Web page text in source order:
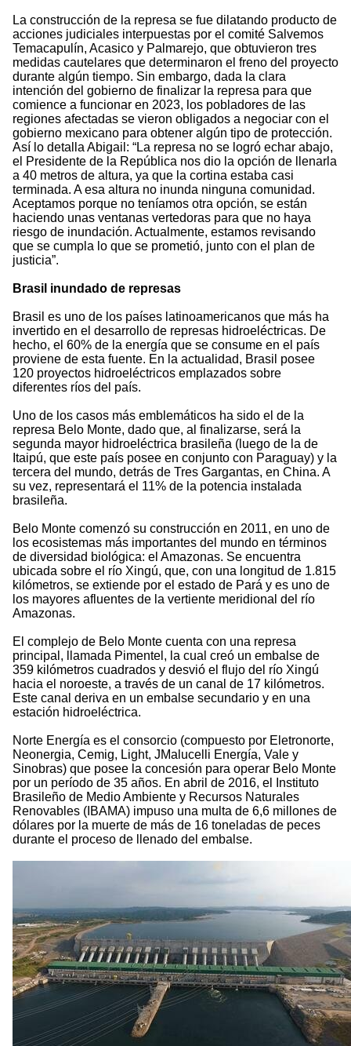
La construcción de la represa se fue dilatando producto de
acciones judiciales interpuestas por el comité Salvemos
Temacapulín, Acasico y Palmarejo, que obtuvieron tres
medidas cautelares que determinaron el freno del proyecto
durante algún tiempo. Sin embargo, dada la clara
intención del gobierno de finalizar la represa para que
comience a funcionar en 2023, los pobladores de las
regiones afectadas se vieron obligados a negociar con el
gobierno mexicano para obtener algún tipo de protección.
Así lo detalla Abigail: “La represa no se logró echar abajo,
el Presidente de la República nos dio la opción de llenarla
a 40 metros de altura, ya que la cortina estaba casi
terminada. A esa altura no inunda ninguna comunidad.
Aceptamos porque no teníamos otra opción, se están
haciendo unas ventanas vertedoras para que no haya
riesgo de inundación. Actualmente, estamos revisando
que se cumpla lo que se prometió, junto con el plan de
justicia”.
Brasil inundado de represas
Brasil es uno de los países latinoamericanos que más ha
invertido en el desarrollo de represas hidroeléctricas. De
hecho, el 60% de la energía que se consume en el país
proviene de esta fuente. En la actualidad, Brasil posee
120 proyectos hidroeléctricos emplazados sobre
diferentes ríos del país.
Uno de los casos más emblemáticos ha sido el de la
represa Belo Monte, dado que, al finalizarse, será la
segunda mayor hidroeléctrica brasileña (luego de la de
Itaipú, que este país posee en conjunto con Paraguay) y la
tercera del mundo, detrás de Tres Gargantas, en China. A
su vez, representará el 11% de la potencia instalada
brasileña.
Belo Monte comenzó su construcción en 2011, en uno de
los ecosistemas más importantes del mundo en términos
de diversidad biológica: el Amazonas. Se encuentra
ubicada sobre el río Xingú, que, con una longitud de 1.815
kilómetros, se extiende por el estado de Pará y es uno de
los mayores afluentes de la vertiente meridional del río
Amazonas.
El complejo de Belo Monte cuenta con una represa
principal, llamada Pimentel, la cual creó un embalse de
359 kilómetros cuadrados y desvió el flujo del río Xingú
hacia el noroeste, a través de un canal de 17 kilómetros.
Este canal deriva en un embalse secundario y en una
estación hidroeléctrica.
Norte Energía es el consorcio (compuesto por Eletronorte,
Neonergia, Cemig, Light, JMalucelli Energía, Vale y
Sinobras) que posee la concesión para operar Belo Monte
por un período de 35 años. En abril de 2016, el Instituto
Brasileño de Medio Ambiente y Recursos Naturales
Renovables (IBAMA) impuso una multa de 6,6 millones de
dólares por la muerte de más de 16 toneladas de peces
durante el proceso de llenado del embalse.